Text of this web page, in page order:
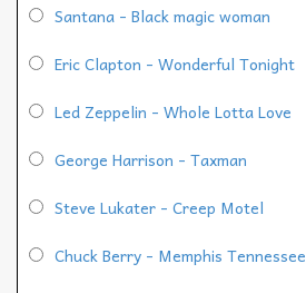
Santana - Black magic woman
Eric Clapton - Wonderful Tonight
Led Zeppelin - Whole Lotta Love
George Harrison - Taxman
Steve Lukater - Creep Motel
Chuck Berry - Memphis Tennessee